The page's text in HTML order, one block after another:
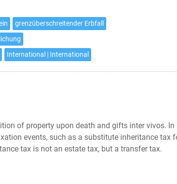
grenzüberschreitender Erbfall
International | International
of property upon death and gifts inter vivos. In
events, such as a substitute inheritance tax
tax is not an estate tax, but a transfer tax.